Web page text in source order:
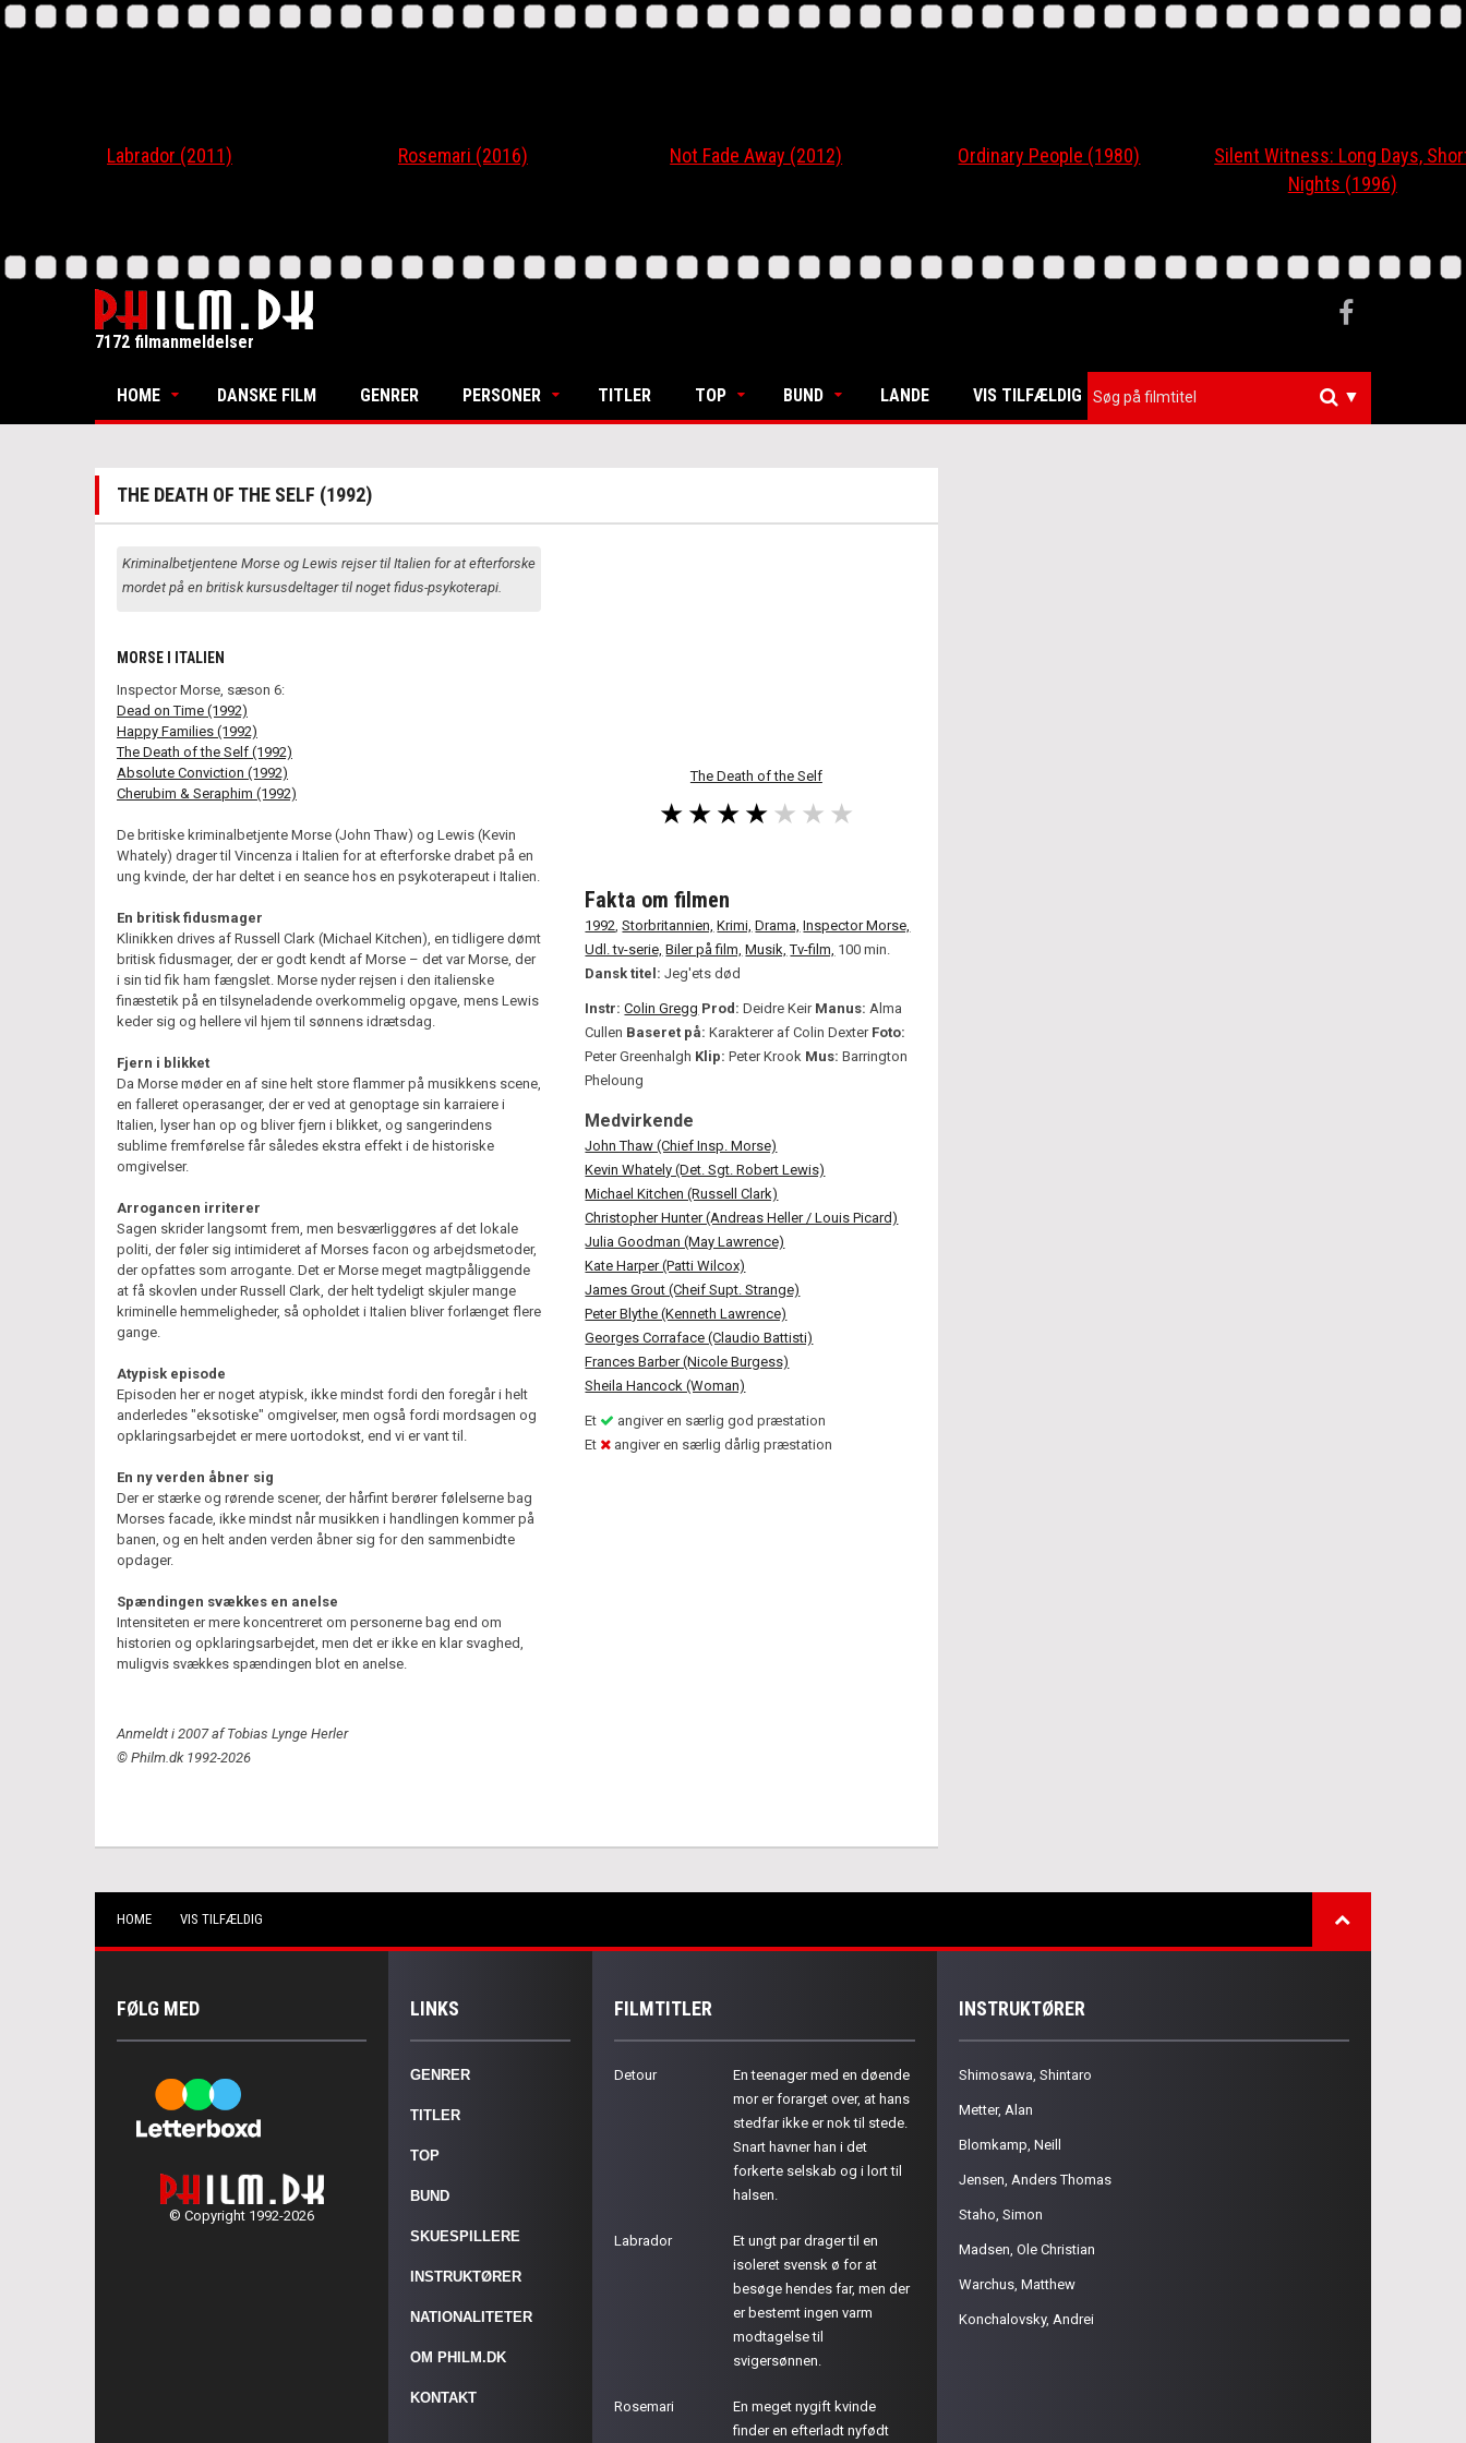
Labrador (2011) Rosemari (2016) Not Fade Away (2012) Ordinary People (1980)
Silent Witness: Long Days, Short
Nights (1996)
7172 filmanmeldelser
HOME DANSKE FILM GENRER PERSONER TITLER TOP BUND LANDE VIS TILFÆLDIG ▼
THE DEATH OF THE SELF (1992)
The Death of the Self
Kriminalbetjentene Morse og Lewis rejser til Italien for at efterforske
mordet på en britisk kursusdeltager til noget fidus-psykoterapi.
MORSE I ITALIEN
Inspector Morse, sæson 6:
Dead on Time (1992)
Happy Families (1992)
The Death of the Self (1992)
Absolute Conviction (1992)
Cherubim & Seraphim (1992)
De britiske kriminalbetjente Morse (John Thaw) og Lewis (Kevin
Whately) drager til Vincenza i Italien for at efterforske drabet på en
ung kvinde, der har deltet i en seance hos en psykoterapeut i Italien.
En britisk fidusmager
Klinikken drives af Russell Clark (Michael Kitchen), en tidligere dømt
britisk fidusmager, der er godt kendt af Morse – det var Morse, der
i sin tid fik ham fængslet. Morse nyder rejsen i den italienske
finæstetik på en tilsyneladende overkommelig opgave, mens Lewis
keder sig og hellere vil hjem til sønnens idrætsdag.
Fjern i blikket
Da Morse møder en af sine helt store flammer på musikkens scene,
en falleret operasanger, der er ved at genoptage sin karraiere i
Italien, lyser han op og bliver fjern i blikket, og sangerindens
sublime fremførelse får således ekstra effekt i de historiske
omgivelser.
Arrogancen irriterer
Sagen skrider langsomt frem, men besværliggøres af det lokale
politi, der føler sig intimideret af Morses facon og arbejdsmetoder,
der opfattes som arrogante. Det er Morse meget magtpåliggende
at få skovlen under Russell Clark, der helt tydeligt skjuler mange
kriminelle hemmeligheder, så opholdet i Italien bliver forlænget flere
gange.
Atypisk episode
Episoden her er noget atypisk, ikke mindst fordi den foregår i helt
anderledes "eksotiske" omgivelser, men også fordi mordsagen og
opklaringsarbejdet er mere uortodokst, end vi er vant til.
En ny verden åbner sig
Der er stærke og rørende scener, der hårfint berører følelserne bag
Morses facade, ikke mindst når musikken i handlingen kommer på
banen, og en helt anden verden åbner sig for den sammenbidte
opdager.
Spændingen svækkes en anelse
Intensiteten er mere koncentreret om personerne bag end om
historien og opklaringsarbejdet, men det er ikke en klar svaghed,
muligvis svækkes spændingen blot en anelse.
Anmeldt i 2007 af Tobias Lynge Herler
© Philm.dk 1992-2026
Fakta om filmen
1992,Storbritannien, Krimi, Drama, Inspector Morse,
Udl. tv-serie, Biler på film, Musik, Tv-film, 100 min.
Dansk titel:Jeg'ets død
Instr: Colin Gregg Prod: Deidre Keir Manus: Alma
Cullen Baseret på: Karakterer af Colin Dexter Foto:
Peter Greenhalgh Klip: Peter Krook Mus: Barrington
Pheloung
Medvirkende
John Thaw (Chief Insp. Morse)
Kevin Whately (Det. Sgt. Robert Lewis)
Michael Kitchen (Russell Clark)
Christopher Hunter (Andreas Heller / Louis Picard)
Julia Goodman (May Lawrence)
Kate Harper (Patti Wilcox)
James Grout (Cheif Supt. Strange)
Peter Blythe (Kenneth Lawrence)
Georges Corraface (Claudio Battisti)
Frances Barber (Nicole Burgess)
Sheila Hancock (Woman)
Et
angiver en særlig god præstation
Et
angiver en særlig dårlig præstation
HOME VIS TILFÆLDIG
FØLG MED
© Copyright 1992-2026
LINKS
GENRER
TITLER
TOP
BUND
SKUESPILLERE
INSTRUKTØRER
NATIONALITETER
OM PHILM.DK
KONTAKT
FILMTITLER
Detour
En teenager med en døende
mor er forarget over, at hans
stedfar ikke er nok til stede.
Snart havner han i det
forkerte selskab og i lort til
halsen.
Labrador
Et ungt par drager til en
isoleret svensk ø for at
besøge hendes far, men der
er bestemt ingen varm
modtagelse til
svigersønnen.
Rosemari
En meget nygift kvinde
finder en efterladt nyfødt
INSTRUKTØRER
Shimosawa, Shintaro
Metter, Alan
Blomkamp, Neill
Jensen, Anders Thomas
Staho, Simon
Madsen, Ole Christian
Warchus, Matthew
Konchalovsky, Andrei